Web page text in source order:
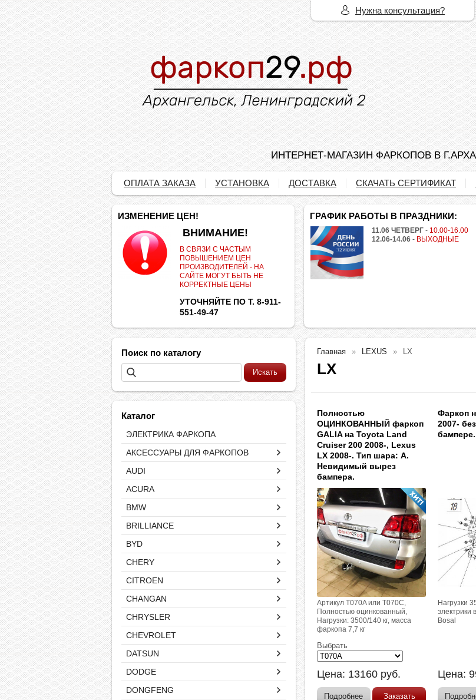
ИНТЕРНЕТ-МАГАЗИН ФАРКОПОВ В
ОПЛАТА ЗАКАЗА УСТАНОВКА ДОСТАВКА СКАЧАТЬ СЕРТИФИКАТ
ИЗМЕНЕНИЕ ЦЕН!
ВНИМАНИЕ!
В СВЯЗИ С ЧАСТЫМ
ПОВЫШЕНИЕМ ЦЕН
ПРОИЗВОДИТЕЛЕЙ - НА
САЙТЕ МОГУТ БЫТЬ НЕ
КОРРЕКТНЫЕ ЦЕНЫ
УТОЧНЯЙТЕ ПО Т. 8-911-
551-49-47
ГРАФИК РАБОТЫ В ПРАЗДНИКИ:
11.06 ЧЕТВЕРГ - 10.00-16.00
12.06-14.06 - ВЫХОДНЫЕ
Поиск по каталогу
Каталог
ЭЛЕКТРИКА ФАРКОПА
АКСЕССУАРЫ ДЛЯ ФАРКОПОВ
AUDI
ACURA
BMW
BRILLIANCE
BYD
CHERY
CITROEN
CHANGAN
CHRYSLER
CHEVROLET
DATSUN
DODGE
DONGFENG
Главная LEXUS LX
LX
Полностью
ОЦИНКОВАННЫЙ фаркоп
GALIA на Toyota Land
Cruiser 200 2008-, Lexus
LX 2008-. Тип шара: A.
Невидимый вырез
бампера.
Артикул T070A или T070С,
Полностью оцинкованный,
Нагрузки: 3500/140 кг, масса
фаркопа 7,7 кг
Выбрать
Цена: 13160 руб.
Подробнее Заказать
Фаркоп
2007-
Нагрузки
электрики
Bosal
Цена:
Нужна консультация?